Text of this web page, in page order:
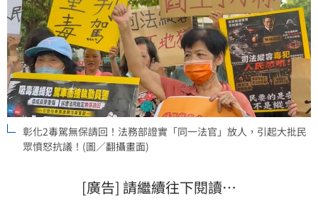
彰化2毒駕無保請回！法務部證實「同一法官」放人，引起大批民
眾憤怒抗議！(圖／翻攝畫面)
[廣告] 請繼續往下閱讀…